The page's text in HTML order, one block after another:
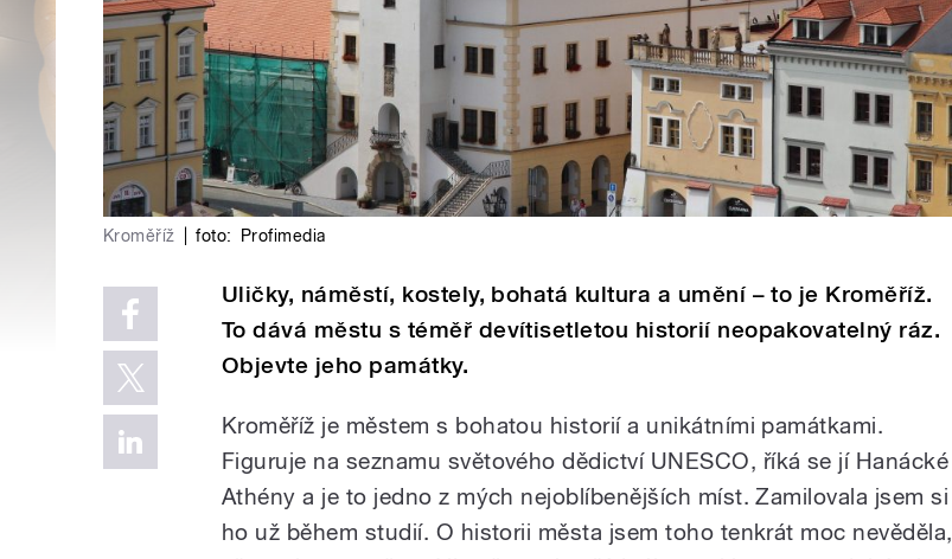
Kroměříž foto: Profimedia
Uličky, náměstí, kostely, bohatá kultura a umění – to je Kroměříž.
To dává městu s téměř devítisetletou historií neopakovatelný ráz.
Objevte jeho památky.
Kroměříž je městem s bohatou historií a unikátními památkami.
Figuruje na seznamu světového dědictví UNESCO, říká se jí Hanácké
Athény a je to jedno z mých nejoblíbenějších míst. Zamilovala jsem si
ho už během studií. O historii města jsem toho tenkrát moc nevěděla,